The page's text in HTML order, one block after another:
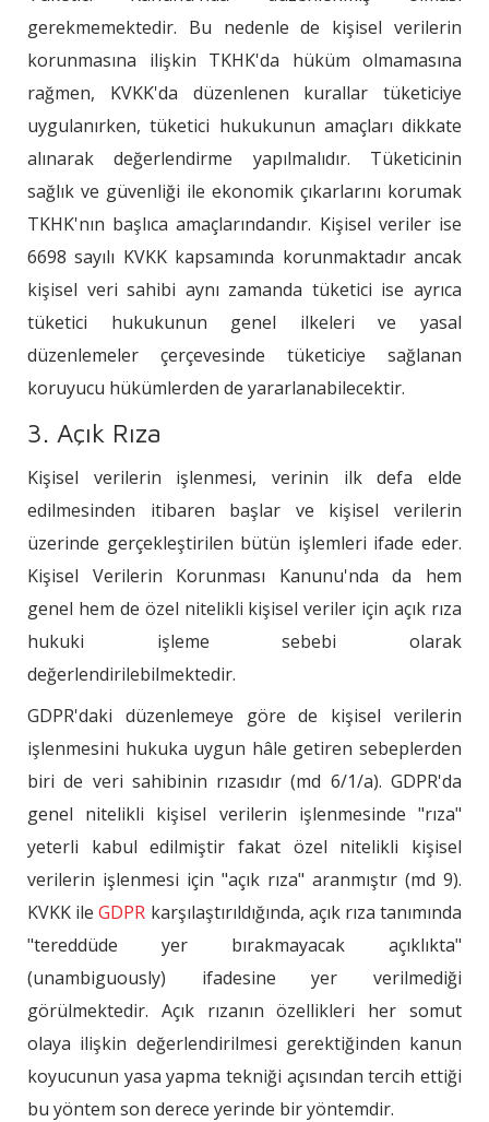
gerekmemektedir. Bu nedenle de kişisel verilerin
korunmasına ilişkin TKHK'da hüküm olmamasına
rağmen, KVKK'da düzenlenen kurallar tüketiciye
uygulanırken, tüketici hukukunun amaçları dikkate
alınarak değerlendirme yapılmalıdır. Tüketicinin
sağlık ve güvenliği ile ekonomik çıkarlarını korumak
TKHK'nın başlıca amaçlarındandır. Kişisel veriler ise
6698 sayılı KVKK kapsamında korunmaktadır ancak
kişisel veri sahibi aynı zamanda tüketici ise ayrıca
tüketici hukukunun genel ilkeleri ve yasal
düzenlemeler çerçevesinde tüketiciye sağlanan
koruyucu hükümlerden de yararlanabilecektir.
3. Açık Rıza
Kişisel verilerin işlenmesi, verinin ilk defa elde
edilmesinden itibaren başlar ve kişisel verilerin
üzerinde gerçekleştirilen bütün işlemleri ifade eder.
Kişisel Verilerin Korunması Kanunu'nda da hem
genel hem de özel nitelikli kişisel veriler için açık rıza
hukuki işleme sebebi olarak
değerlendirilebilmektedir.
GDPR'daki düzenlemeye göre de kişisel verilerin
işlenmesini hukuka uygun hâle getiren sebeplerden
biri de veri sahibinin rızasıdır (md 6/1/a). GDPR'da
genel nitelikli kişisel verilerin işlenmesinde "rıza"
yeterli kabul edilmiştir fakat özel nitelikli kişisel
verilerin işlenmesi için "açık rıza" aranmıştır (md 9).
KVKK ileGDPR karşılaştırıldığında, açık rıza tanımında
"tereddüde yer bırakmayacak açıklıkta"
(unambiguously) ifadesine yer verilmediği
görülmektedir. Açık rızanın özellikleri her somut
olaya ilişkin değerlendirilmesi gerektiğinden kanun
koyucunun yasa yapma tekniği açısından tercih ettiği
bu yöntem son derece yerinde bir yöntemdir.